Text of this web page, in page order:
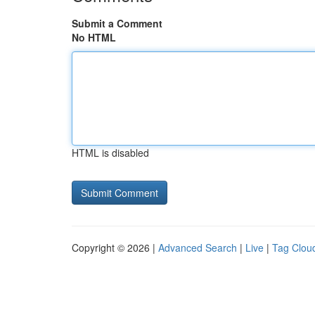
Submit a Comment
No HTML
HTML is disabled
Copyright © 2026 | Advanced Search | Live | Tag